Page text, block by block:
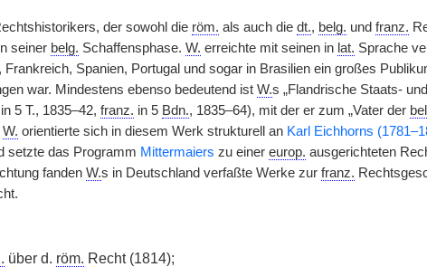
der sowohl die röm. als auch die dt., belg. und franz.
seiner belg. Schaffensphase. W. erreichte mit seinen in lat. Sprache
Frankreich, Spanien, Portugal und sogar in Brasilien ein großes
war. Mindestens ebenso bedeutend ist W.s „Flandrische Staats- und
in 5 T., 1835–42, franz. in 5 Bdn., 1835–64), mit der er zum „Vater der
W. orientierte sich| in diesem Werk strukturell an Karl Eichhorns
setzte das Programm Mittermaiers zu einer europ. ausgerichteten
fanden W.s in Deutschland verfaßte Werke zur franz.
über d. röm. Recht (1814);